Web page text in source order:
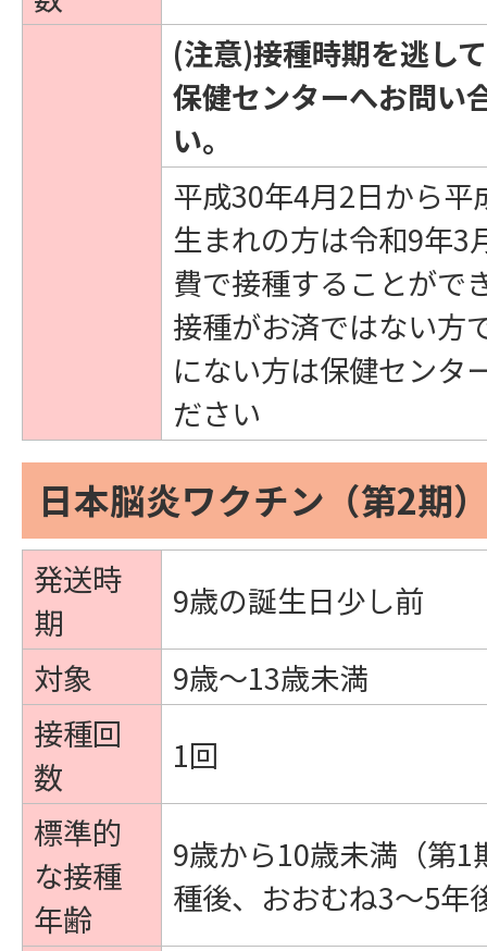
(注意)接種時期を逃し
保健センターへお問い
い。
平成30年4月2日から平
生まれの方は令和9年3
費で接種することがで
接種がお済ではない方
にない方は保健センタ
ださい
日本脳炎ワクチン（第2期
発送時
期
9歳の誕生日少し前
対象
9歳～13歳未満
接種回
数
1回
標準的
な接種
年齢
9歳から10歳未満（第1
種後、おおむね3～5年